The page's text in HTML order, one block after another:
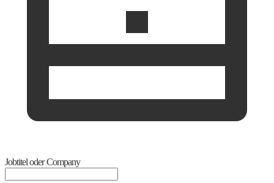
Jobtitel oder Company